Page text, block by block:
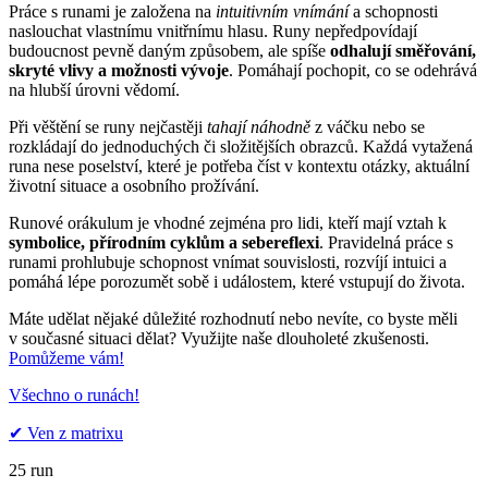
Práce s runami je založena na intuitivním vnímánía schopnosti
naslouchat vlastnímu vnitřnímu hlasu. Runy nepředpovídají
budoucnost pevně daným způsobem, ale spíše odhalují směřování,
skryté vlivy a možnosti vývoje. Pomáhají pochopit, co se odehrává
na hlubší úrovni vědomí.
Při věštění se runy nejčastěji tahají náhodně z váčku nebo se
rozkládají do jednoduchých či složitějších obrazců. Každá vytažená
runa nese poselství, které je potřeba číst v kontextu otázky, aktuální
životní situace a osobního prožívání.
Runové orákulum je vhodné zejména pro lidi, kteří mají vztah k
symbolice, přírodním cyklům a sebereflexi. Pravidelná práce s
runami prohlubuje schopnost vnímat souvislosti, rozvíjí intuici a
pomáhá lépe porozumět sobě i událostem, které vstupují do života.
Máte udělat nějaké důležité rozhodnutí nebo nevíte, co byste měli
v současné situaci dělat? Využijte naše dlouholeté zkušenosti.
Pomůžeme vám!
Všechno o runách!
✔︎ Ven z matrixu
25 run